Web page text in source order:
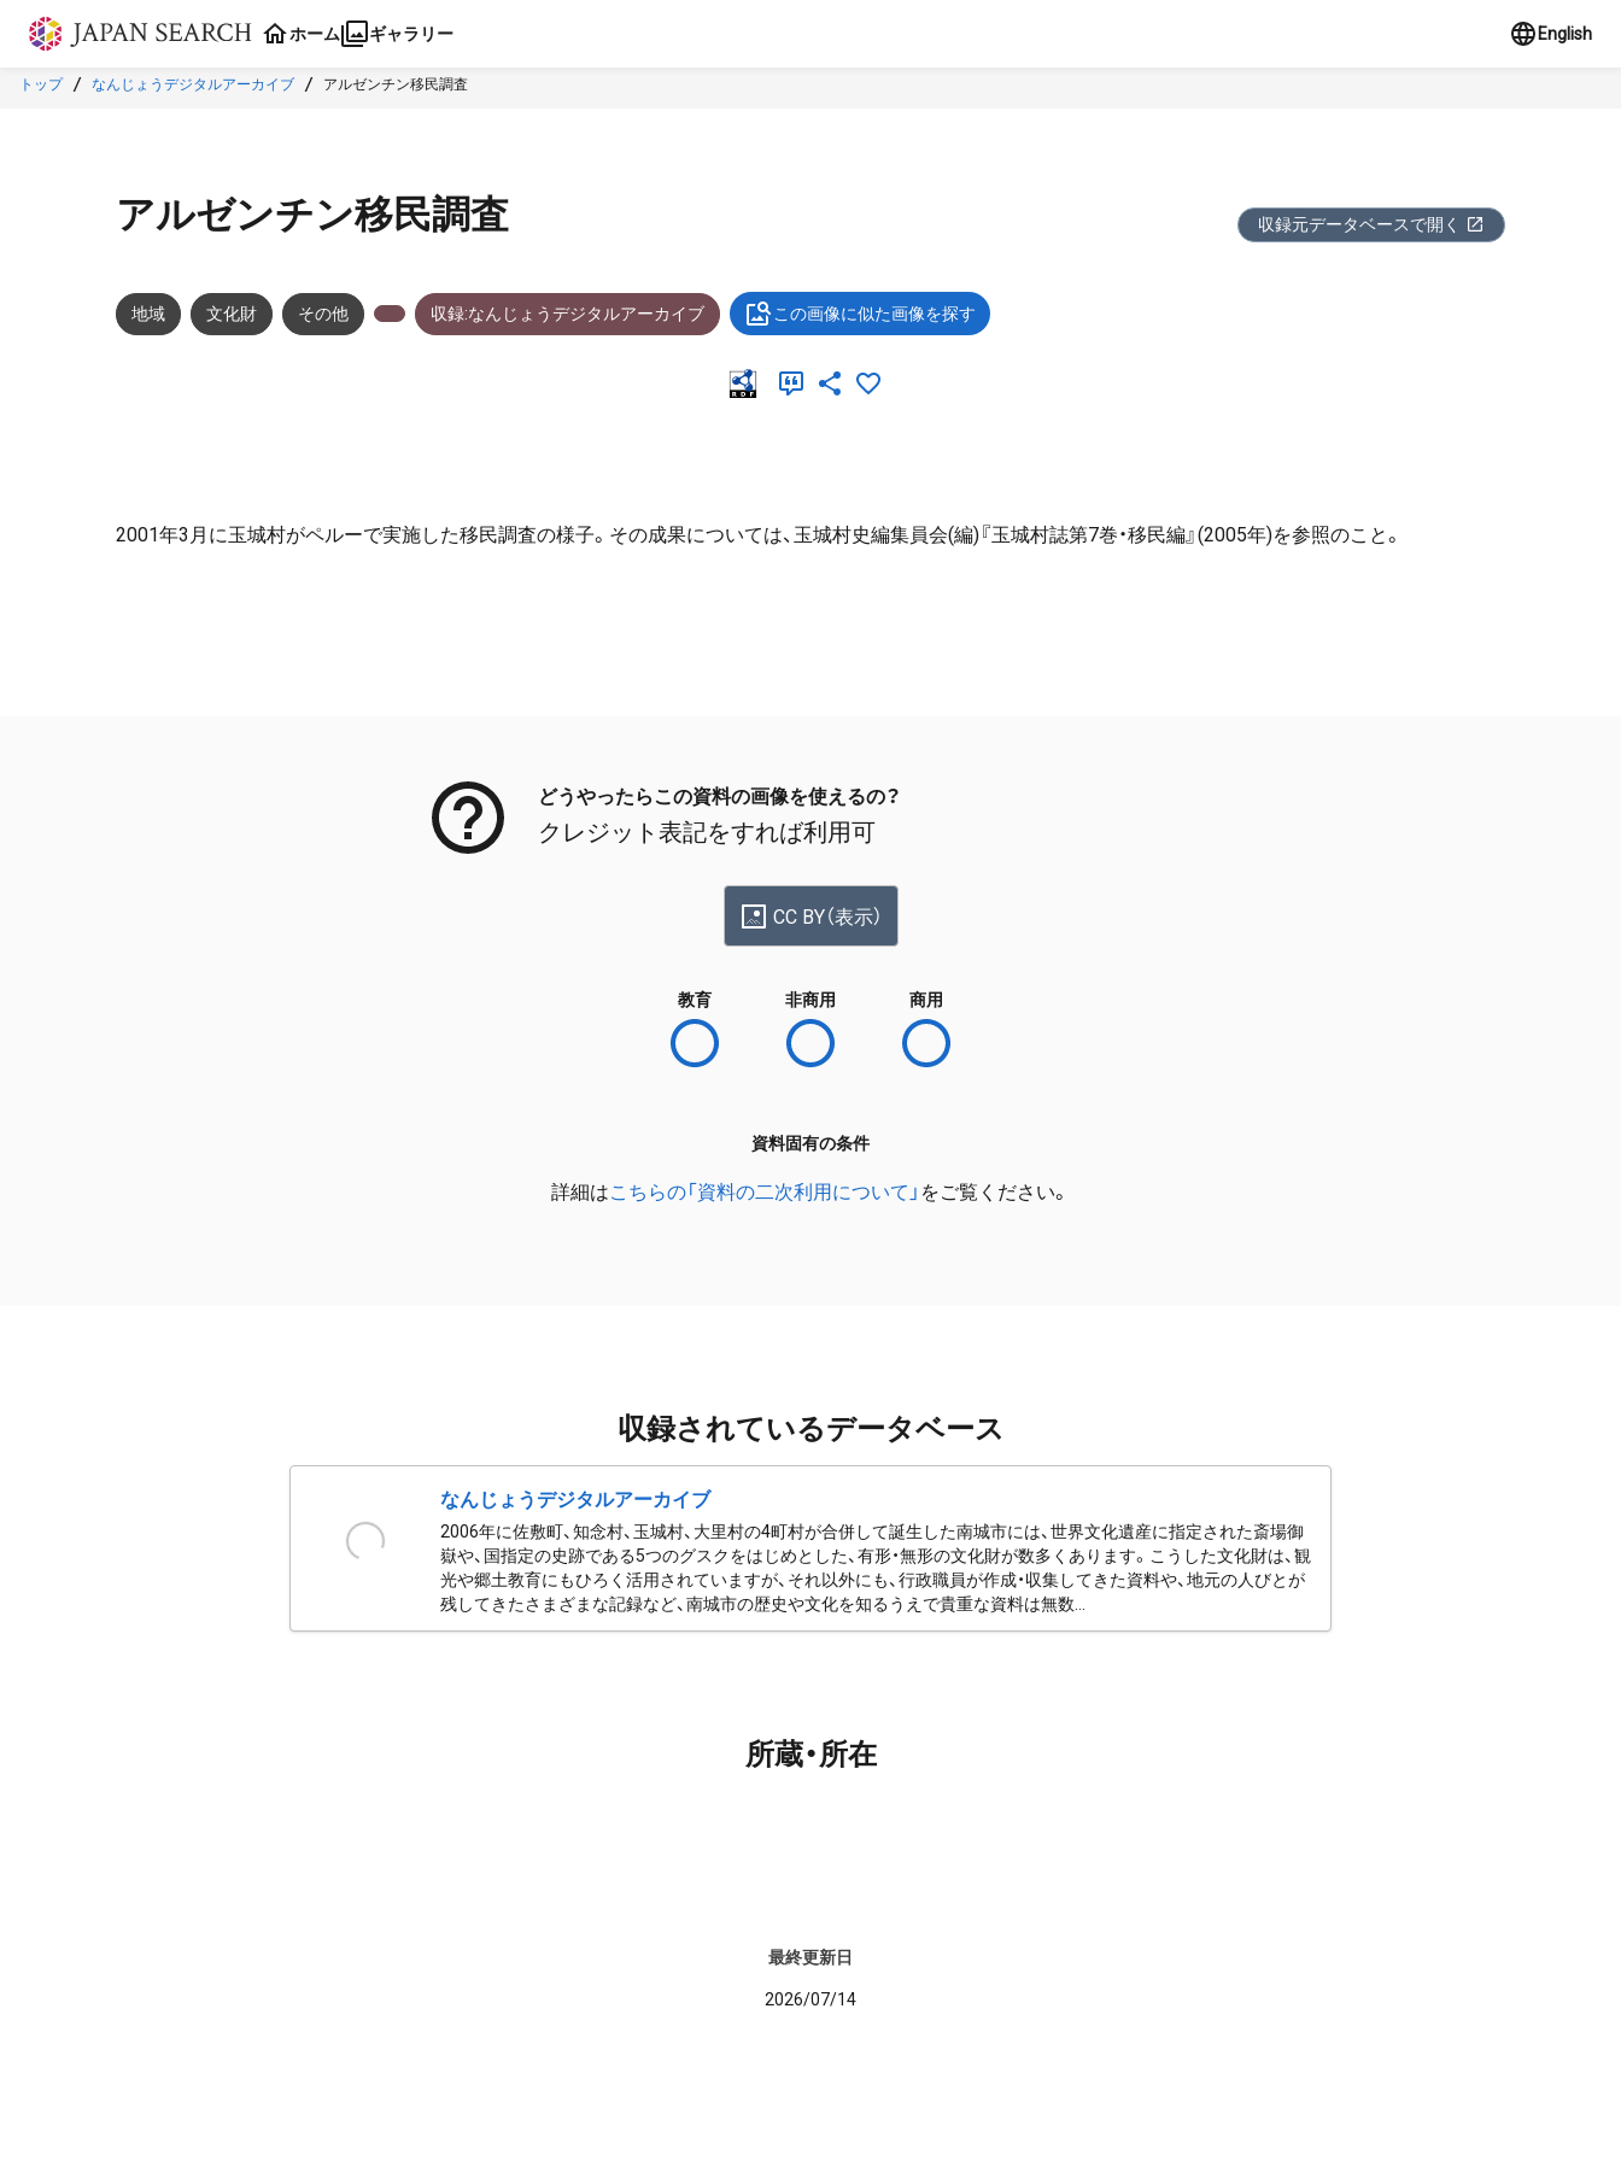
本文に飛ぶ
ホーム ギャラリー English
トップ なんじょうデジタルアーカイブ アルゼンチン移民調査
アルゼンチン移民調査 収録元データベースで開く
地域 文化財 その他 収録:なんじょうデジタルアーカイブ この画像に似た画像を探す
2001年3月に玉城村がペルーで実施した移民調査の様子。その成果については、玉城村史編集員会(編)『玉城村誌第7巻・移民編』(2005年)を参照のこと。
どうやったらこの資料の画像を使えるの？
クレジット表記をすれば利用可
CC BY（表示）
教育 非商用 商用
資料固有の条件
詳細はこちらの「資料の二次利用について」 をご覧ください。
収録されているデータベース
なんじょうデジタルアーカイブ
2006年に佐敷町、知念村、玉城村、大里村の4町村が合併して誕生した南城市には、世界文化遺産に指定された斎場御
嶽や、国指定の史跡である5つのグスクをはじめとした、有形・無形の文化財が数多くあります。こうした文化財は、観
光や郷土教育にもひろく活用されていますが、それ以外にも、行政職員が作成・収集してきた資料や、地元の人びとが
残してきたさまざまな記録など、南城市の歴史や文化を知るうえで貴重な資料は無数...
所蔵・所在
最終更新日
2026/07/14